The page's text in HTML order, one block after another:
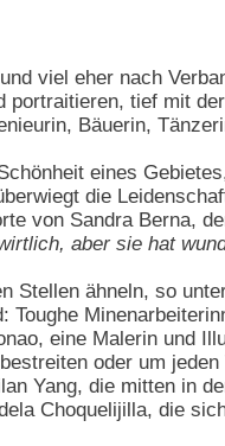
viel eher nach
tief mit
Bäuerin,
eines
die
von Sandra Berna,
aber sie hat
Stellen ähneln, so
eine Malerin und
oder um jeden
Yang, die mitten in
Choquelijilla, die